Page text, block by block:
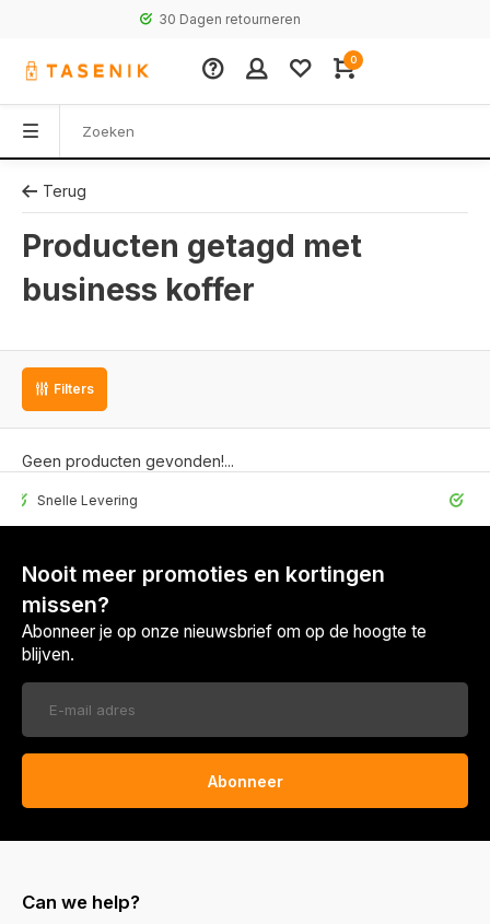
30 Dagen retourneren
0
Terug
Producten getagd met
business koffer
Filters
Geen producten gevonden!...
Levering 30 Dagen
Nooit meer promoties en kortingen
missen?
Abonneer je op onze nieuwsbrief om op de hoogte te
blijven.
Abonneer
Can we help?